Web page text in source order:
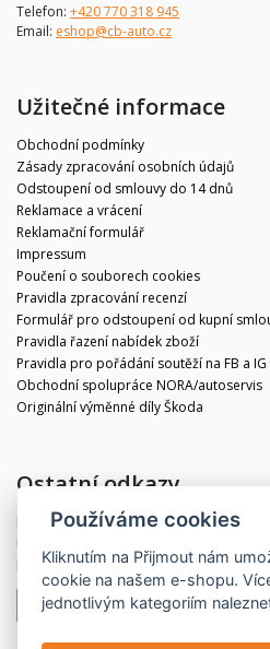
Telefon: +420 770 318 945
Email: eshop@cb-auto.cz
Užitečné informace
Obchodní podmínky
Zásady zpracování osobních údajů
Odstoupení od smlouvy do 14 dnů
Reklamace a vrácení
Reklamační formulář
Impressum
Poučení o souborech cookies
Pravidla zpracování recenzí
Formulář pro odstoupení od kupní
Pravidla řazení nabídek zboží
Pravidla pro pořádání soutěží na FB a IG
Obchodní spolupráce NORA/autoservis
Originální výměnné díly Škoda
Ostatní odkazy
Blog
Partneři
Odstoupit od smlouvy
Používáme cookies
Kliknutím na Přijmout nám
cookie na našem e-shopu. Více informací k
jednotlivým kategoriím